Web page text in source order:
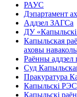
РАУС
Дэпартамент
Аддзел ЗАГСа
ДУ
Капыльская
аховы
Раённы аддзел
Суд
Пракуратура
Капыльскі РЭС
Капыльскі